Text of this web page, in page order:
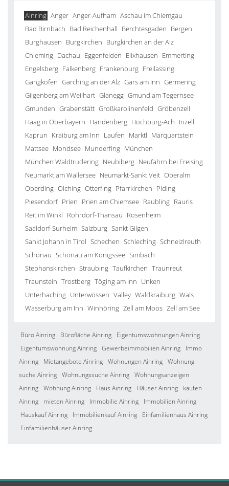
Ainring Anger Anger-Aufham Aschau im Chiemgau
Bad Birnbach Bad Reichenhall Berchtesgaden Bergen
Burghausen Burgkirchen Burgkirchen an der Alz
Chieming Dachau Eggenfelden Elixhausen Emmerting
Engelsberg Falkenberg Frankenburg Freilassing
Gangkofen Garching an der Alz Gars am Inn Germering
Gilgenberg am Weilhart Glanegg Gmund am Tegernsee
Gmunden Grabenstätt Großkarolinenfeld Gröbenzell
Haag in Oberbayern Handenberg Hochburg-Ach Inzell
Kaprun Kraiburg am Inn Laufen Marktl Marquartstein
Mattsee Mondsee Munderfing München
München Waldtrudering Neubiberg Neufahrn bei Freising
Neumarkt am Wallersee Neumarkt-Sankt Veit Oberalm
Oberding Olching Otterfing Pfarrkirchen Piding
Piesendorf Prien Prien am Chiemsee Raubling Rauris
Reit im Winkl Rohrdorf-Thansau Rosenheim
Saaldorf-Surheim Salzburg Sankt Gilgen
Sankt Johann in Tirol Schechen Schleching Schneizlreuth
Schönau Schönau am Königssee Simbach
Stephanskirchen Straubing Taufkirchen Traunreut
Traunstein Trostberg Töging am Inn Unken
Unterhaching Unterwössen Valley Waldkraiburg Wals
Wasserburg am Inn Winhöring Zell am Moos Zell am See
Büro Ainring Bürofläche Ainring
Eigentumswohnungen Ainring
Eigentumswohnung Ainring Gewerbeimmobilien Ainring
Immo
Ainring
Mietangebote Ainring Wohnungen Ainring Wohnung
suche Ainring Wohnungssuche Ainring Wohnungsanzeigen
Ainring Wohnung Ainring Haus Ainring Häuser Ainring
kaufen
Ainring
mieten Ainring Immobilie Ainring
Immobilien Ainring
Hauskauf Ainring
Immobilienkauf Ainring
Einfamilienhaus Ainring
Einfamilienhäuser Ainring